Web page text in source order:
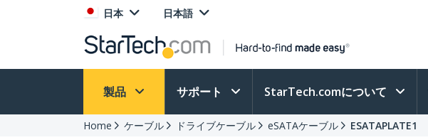
日本 日本語
製品 サポート StarTech.comについて
Home ケーブル ドライブケーブル eSATAケーブル ESATAPLATE1